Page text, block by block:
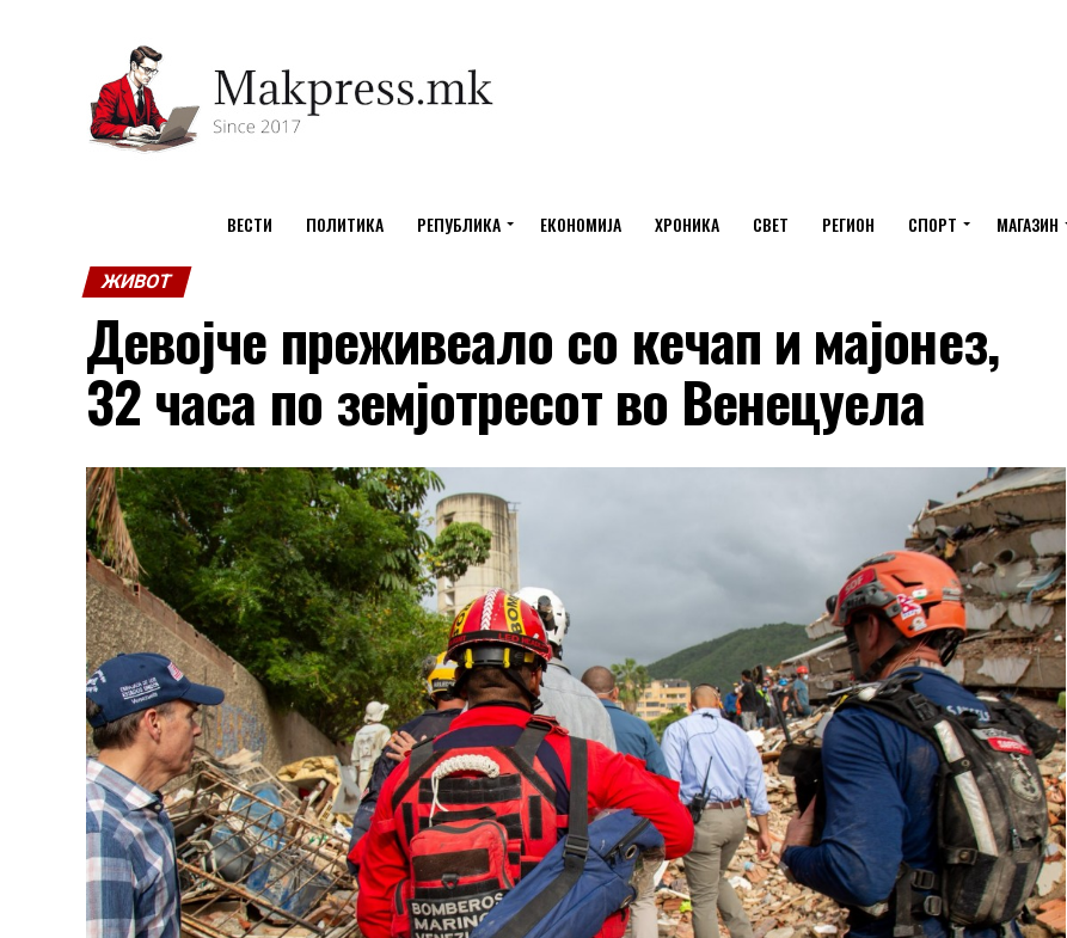
ВЕСТИ ПОЛИТИКА РЕПУБЛИКА ЕКОНОМИЈА ХРОНИКА СВЕТ РЕГИОН СПОРТ МАГАЗИН
ЖИВОТ
Девојче преживеало со кечап и мајонез,
32 часа по земјотресот во Венецуела